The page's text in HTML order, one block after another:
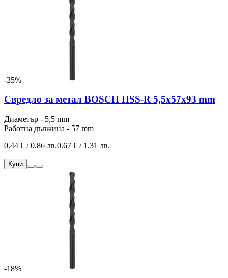
-35%
Свредло за метал BOSCH HSS-R 5,5x57x93 mm
Диаметър - 5,5 mm
Работна дължина - 57 mm
0.44 € / 0.86 лв.0.67 € / 1.31 лв.
Купи
-18%